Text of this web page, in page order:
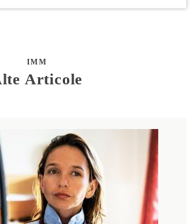
IMM
Articole